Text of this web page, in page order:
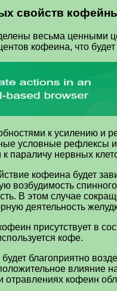
свойств
весьма ценными
кофеина, что
к усилению и
условные рефлексы
параличу нервных
кофеина будет
возбудимость
В этом случае
деятельность
присутствует в
кофе.
благоприятно
влияние
кофеин